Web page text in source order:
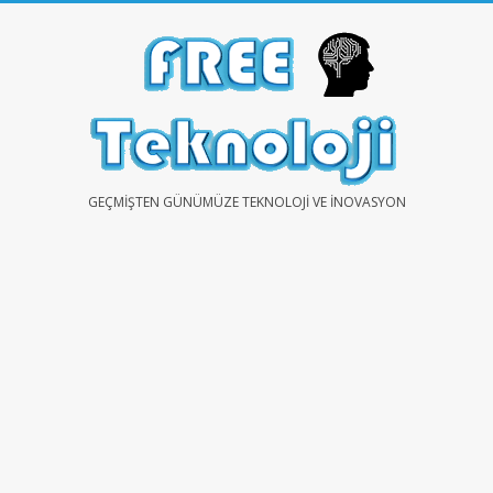
FREEGEÇMIŞTEN GÜNÜMÜZE TEKNOLOJI VE İNOVASYON